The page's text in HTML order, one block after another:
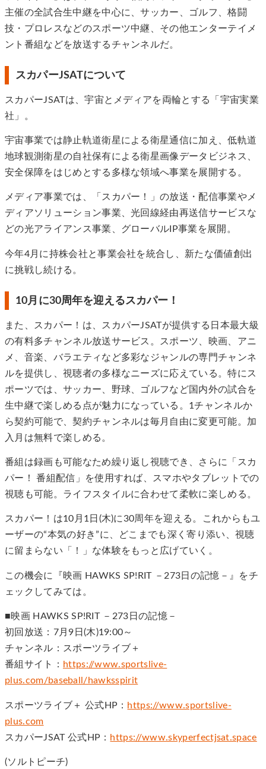
主催の全試合生中継を中心に、​サッカー、ゴルフ、格闘
技・プロレスなどのスポーツ中継、その他エンターテイメ
ント番組などを放送​するチャンネルだ。
スカパーJSATについて
スカパーJSATは、宇宙とメディアを両輪とする「宇宙実業
社」。
宇宙事業では静止軌道衛星による衛星通信に加え、低軌道
地球観測衛星の自社保有による衛星画像データビジネス、
安全保障をはじめとする多様な領域へ事業を展開する。
メディア事業では、「スカパー！」の放送・配信事業やメ
ディアソリューション事業、光回線経由再送信サービスな
どの光アライアンス事業、グローバルIP事業を展開。
今年4月に持株会社と事業会社を統合し、新たな価値創出
に挑戦し続ける。
10月に30周年を迎えるスカパー！
また、スカパー！は、スカパーJSATが提供する日本最大級
の有料多チャンネル放送サービス。スポーツ、映画、アニ
メ、音楽、バラエティなど多彩なジャンルの専門チャンネ
ルを提供し、視聴者の多様なニーズに応えている。特にス
ポーツでは、サッカー、野球、ゴルフなど国内外の試合を
生中継で楽しめる点が魅力になっている。1チャンネルか
ら契約可能で、契約チャンネルは毎月自由に変更可能。加
入月は無料で楽しめる。
番組は録画も可能なため繰り返し視聴でき、さらに「スカ
パー！ 番組配信」を使用すれば、スマホやタブレットでの
視聴も可能。ライフスタイルに合わせて柔軟に楽しめる。
スカパー！は10月1日(木)に30周年を迎える。これからもユ
ーザーの“本気の好き”に、どこまでも深く寄り添い、視聴
に留まらない「！」な体験をもっと広げていく。
この機会に『映画 HAWKS SP!RIT －273日の記憶－』をチ
ェックしてみては。
■映画 HAWKS SP!RIT －273日の記憶－
初回放送：7月9日(木)19:00～
チャンネル：スポーツライブ＋
番組サイト： https://www.sportslive-
plus.com/baseball/hawksspirit
スポーツライブ＋ 公式HP： https://www.sportslive-
plus.com
スカパーJSAT 公式HP： https://www.skyperfectjsat.space
(ソルトピーチ)